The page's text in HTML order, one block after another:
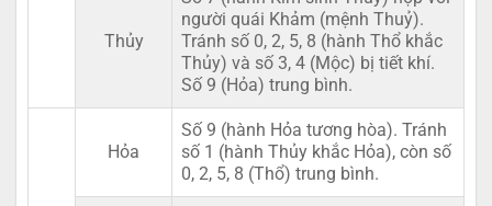
Thủy
người quái Khảm (mệnh Thuỷ).
Tránh số 0, 2, 5, 8 (hành Thổ khắc
Thủy) và số 3, 4 (Mộc) bị tiết khí.
Số 9 (Hỏa) trung bình.
Hỏa
Số 9 (hành Hỏa tương hòa). Tránh
số 1 (hành Thủy khắc Hỏa), còn số
0, 2, 5, 8 (Thổ) trung bình.